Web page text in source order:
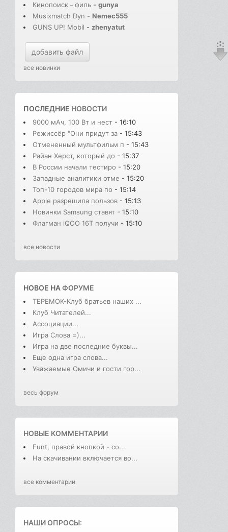
Кинопоиск－филь - gunya
Musixmatch Dyn - Nemec555
GUNS UP! Mobil - zhenyatut
добавить файл
все новинки
ПОСЛЕДНИЕ НОВОСТИ
9000 мАч, 100 Вт и нест - 16:10
Режиссёр "Они придут за - 15:43
Отмененный мультфильм п - 15:43
Райан Херст, который до - 15:37
В России начали тестиро - 15:20
Западные аналитики отме - 15:20
Топ-10 городов мира по - 15:14
Apple разрешила пользов - 15:13
Новинки Samsung ставят - 15:10
Флагман iQOO 16T получи - 15:10
все новости
НОВОЕ НАФОРУМЕ
ТЕРЕМОК-Клуб братьев наших ...
Клуб Читателей...
Ассоциации...
Игра Слова =)...
Игра на две последние буквы...
Еще одна игра слова...
Уважаемые Омичи и гости гор...
весь форум
НОВЫЕ КОММЕНТАРИИ
Funt, правой кнопкой - со...
На скачивании включается во...
все комментарии
НАШИ ОПРОСЫ: